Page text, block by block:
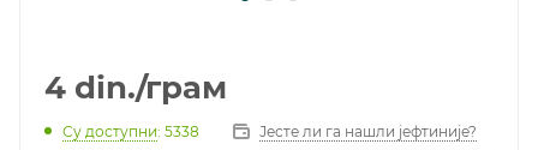
4 din./грам
Су доступни: 5338 Јесте ли га нашли јефтиније?